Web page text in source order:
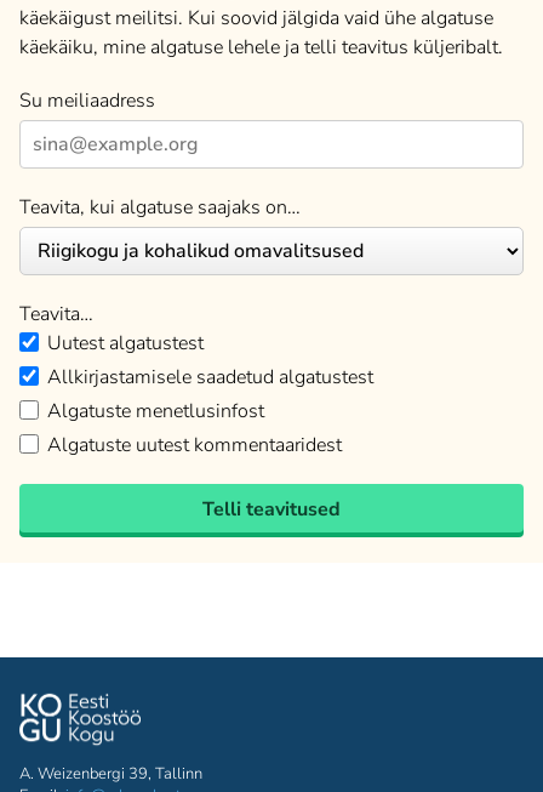
käekäigust meilitsi. Kui soovid jälgida vaid ühe algatuse
käekäiku, mine algatuse lehele ja telli teavitus küljeribalt.
Su meiliaadress
Teavita, kui algatuse saajaks on…
Teavita…
Uutest algatustest
Allkirjastamisele saadetud algatustest
Algatuste menetlusinfost
Algatuste uutest kommentaaridest
Telli teavitused
A. Weizenbergi 39, Tallinn